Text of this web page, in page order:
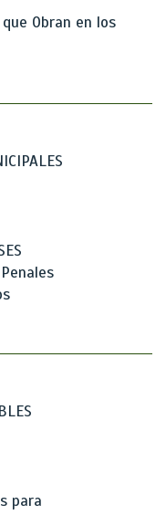
Obran en los
para